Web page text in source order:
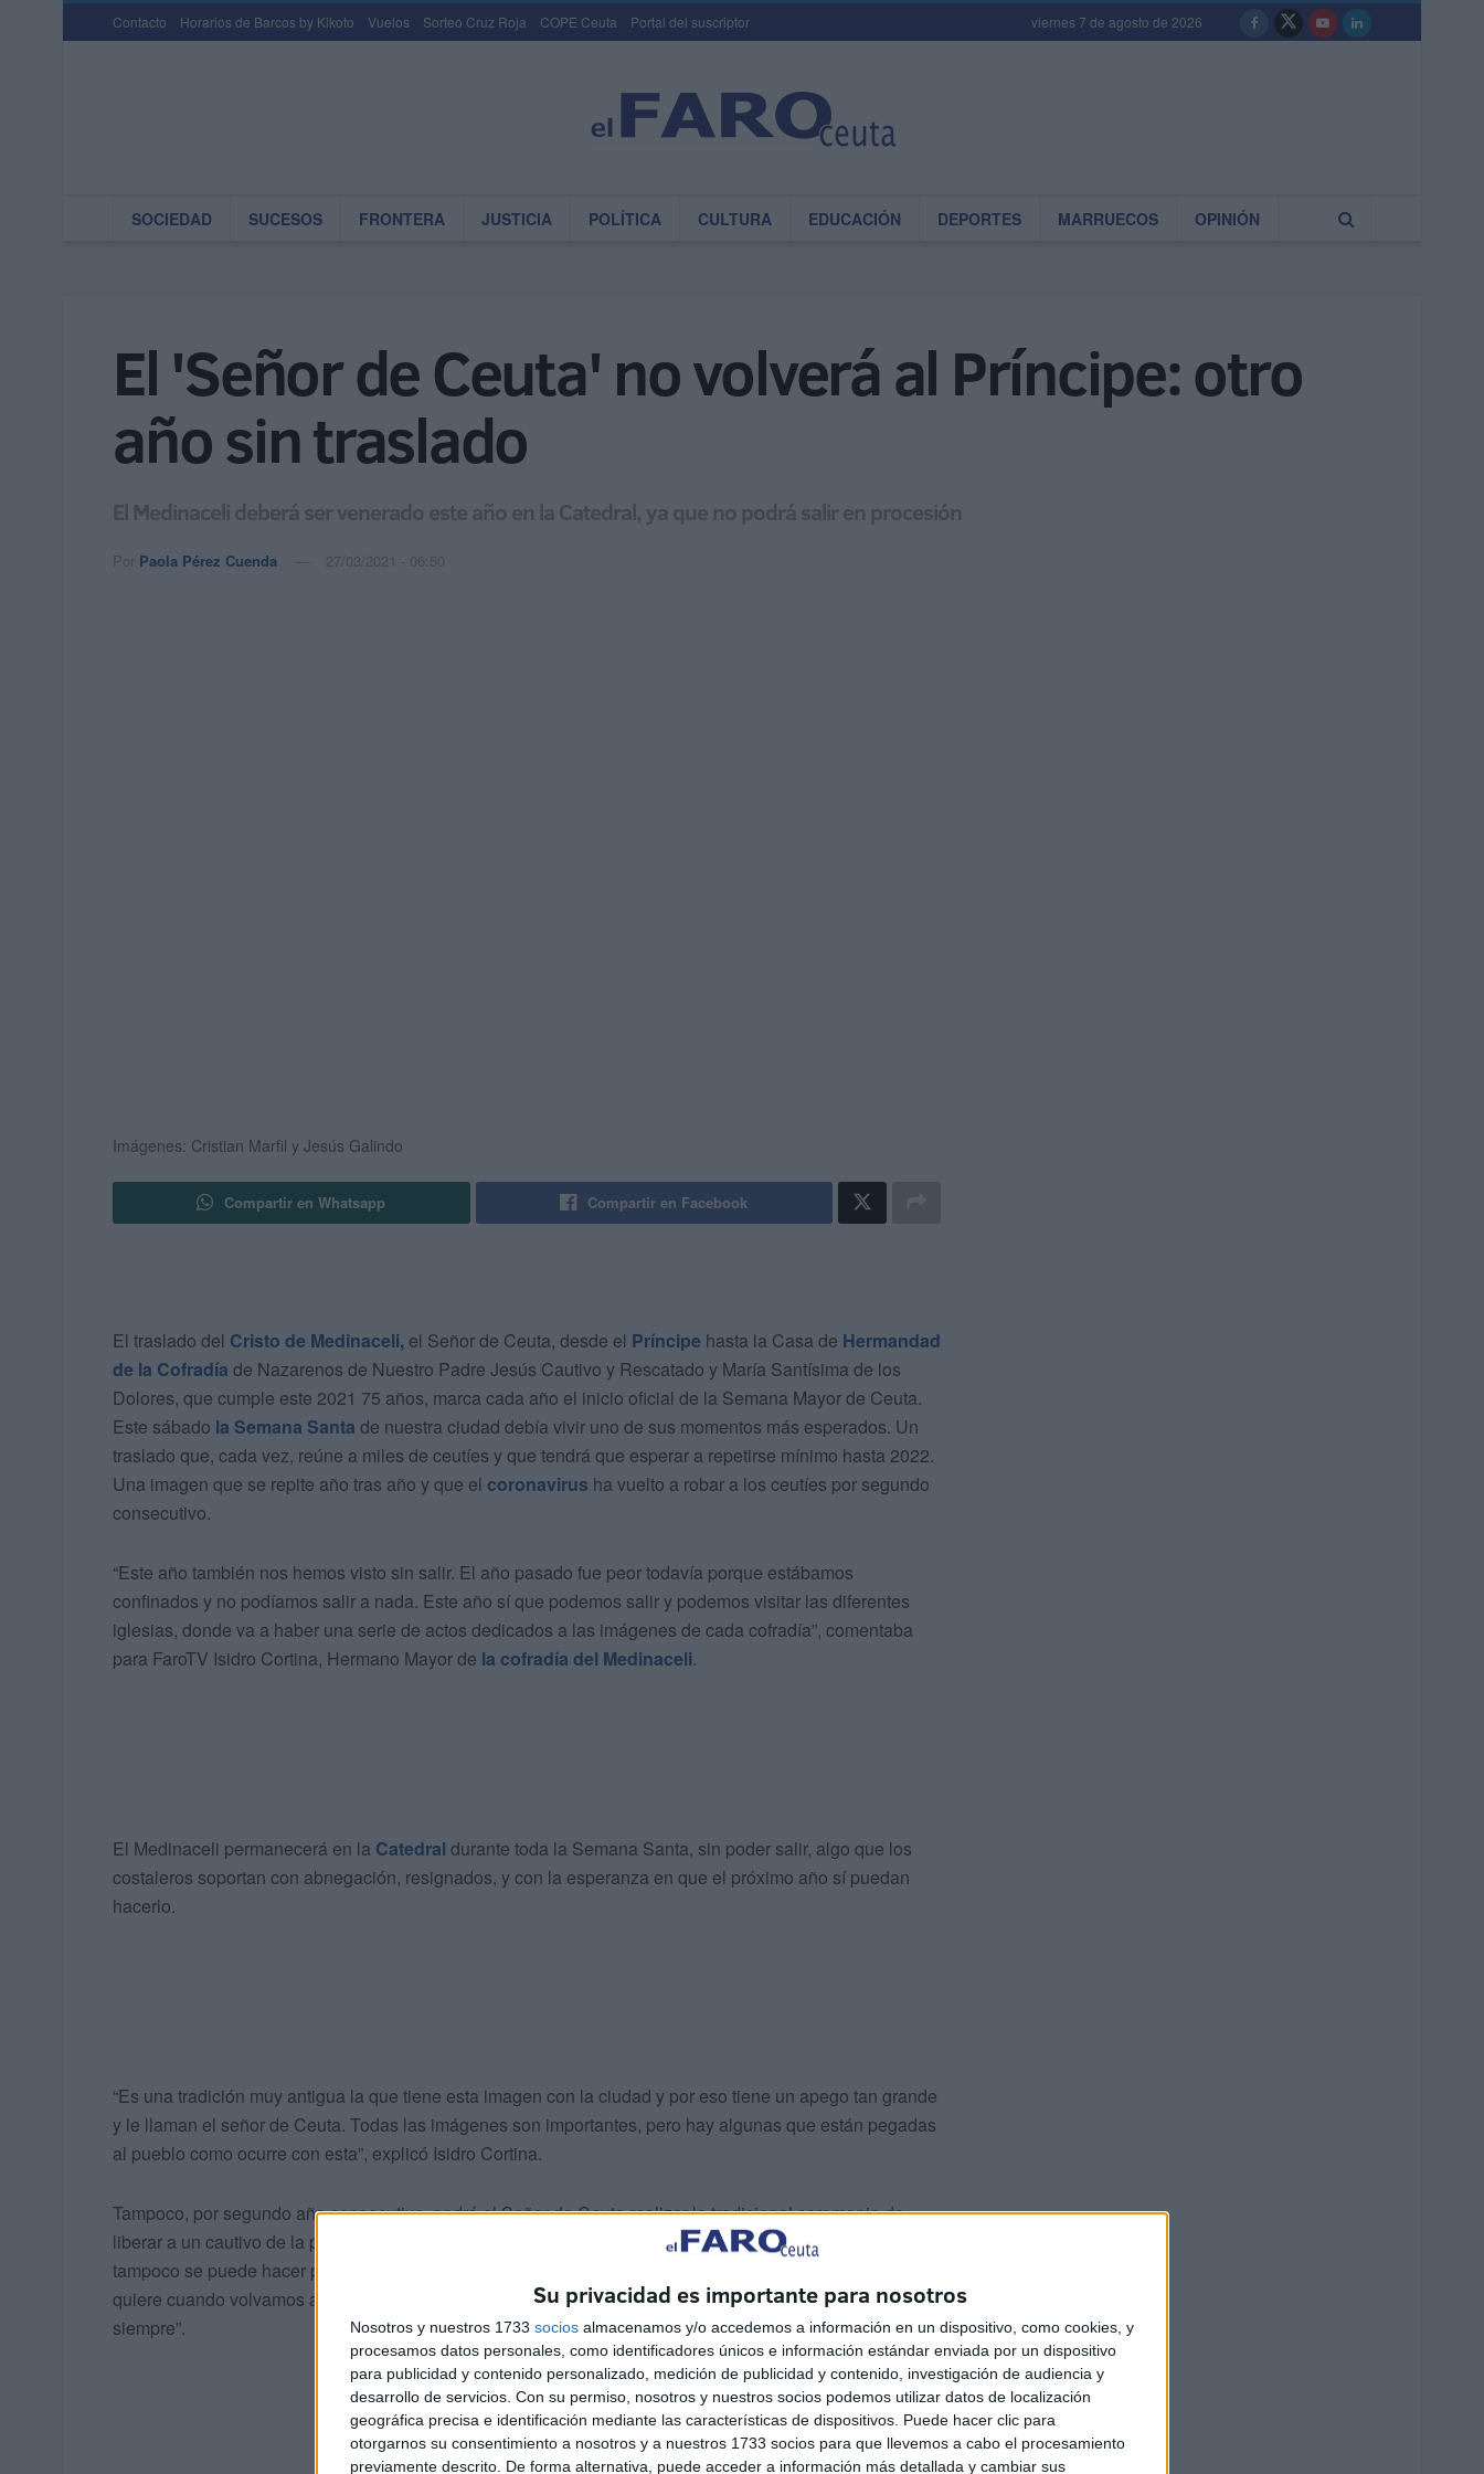
Su privacidad es importante para nosotros
Nosotros y nuestros 1733 socios almacenamos y/o accedemos a información en un dispositivo, como cookies, y
procesamos datos personales, como identificadores únicos e información estándar enviada por un dispositivo
para publicidad y contenido personalizado, medición de publicidad y contenido, investigación de audiencia y
desarrollo de servicios. Con su permiso, nosotros y nuestros socios podemos utilizar datos de localización
geográfica precisa e identificación mediante las características de dispositivos. Puede hacer clic para
otorgarnos su consentimiento a nosotros y a nuestros 1733 socios para que llevemos a cabo el procesamiento
previamente descrito. De forma alternativa, puede acceder a información más detallada y cambiar sus
Contacto Horarios de Barcos by Kikoto Vuelos Sorteo Cruz Roja COPE Ceuta Portal del suscriptor viernes 7 de agosto de 2026
SOCIEDAD SUCESOS FRONTERA JUSTICIA POLÍTICA CULTURA EDUCACIÓN DEPORTES MARRUECOS OPINIÓN
El 'Señor de Ceuta' no volverá al Príncipe: otro
año sin traslado
El Medinaceli deberá ser venerado este año en la Catedral, ya que no podrá salir en procesión
Por Paola Pérez Cuenda 27/03/2021 - 06:50
Imágenes: Cristian Marfil y Jesús Galindo
Compartir en Whatsapp Compartir en Facebook
El traslado del Cristo de Medinaceli, el Señor de Ceuta, desde el Príncipe hasta la Casa de Hermandad
de la Cofradía de Nazarenos de Nuestro Padre Jesús Cautivo y Rescatado y María Santísima de los
Dolores, que cumple este 2021 75 años, marca cada año el inicio oficial de la Semana Mayor de Ceuta.
Este sábado la Semana Santa de nuestra ciudad debía vivir uno de sus momentos más esperados. Un
traslado que, cada vez, reúne a miles de ceutíes y que tendrá que esperar a repetirse mínimo hasta 2022.
Una imagen que se repite año tras año y que el coronavirus ha vuelto a robar a los ceutíes por segundo
consecutivo.
“Este año también nos hemos visto sin salir. El año pasado fue peor todavía porque estábamos
confinados y no podíamos salir a nada. Este año sí que podemos salir y podemos visitar las diferentes
iglesias, donde va a haber una serie de actos dedicados a las imágenes de cada cofradía”, comentaba
para FaroTV Isidro Cortina, Hermano Mayor de la cofradía del Medinaceli.
El Medinaceli permanecerá en la Catedral durante toda la Semana Santa, sin poder salir, algo que los
costaleros soportan con abnegación, resignados, y con la esperanza en que el próximo año sí puedan
hacerlo.
“Es una tradición muy antigua la que tiene esta imagen con la ciudad y por eso tiene un apego tan grande
y le llaman el señor de Ceuta. Todas las imágenes son importantes, pero hay algunas que están pegadas
al pueblo como ocurre con esta”, explicó Isidro Cortina.
Tampoco, por segundo año consecutivo, podrá el Señor de Ceuta realizar la tradicional ceremonia de
liberar a un cautivo de la prisión, debido a las medidas de prevención contra el COVID-19. “Este año
tampoco se puede hacer porque con el tema de la pandemia todos los actos están restringidos. si Dios
quiere cuando volvamos a retomar el traslado, se realizará la liberación del preso igual que se ha hecho
siempre”.